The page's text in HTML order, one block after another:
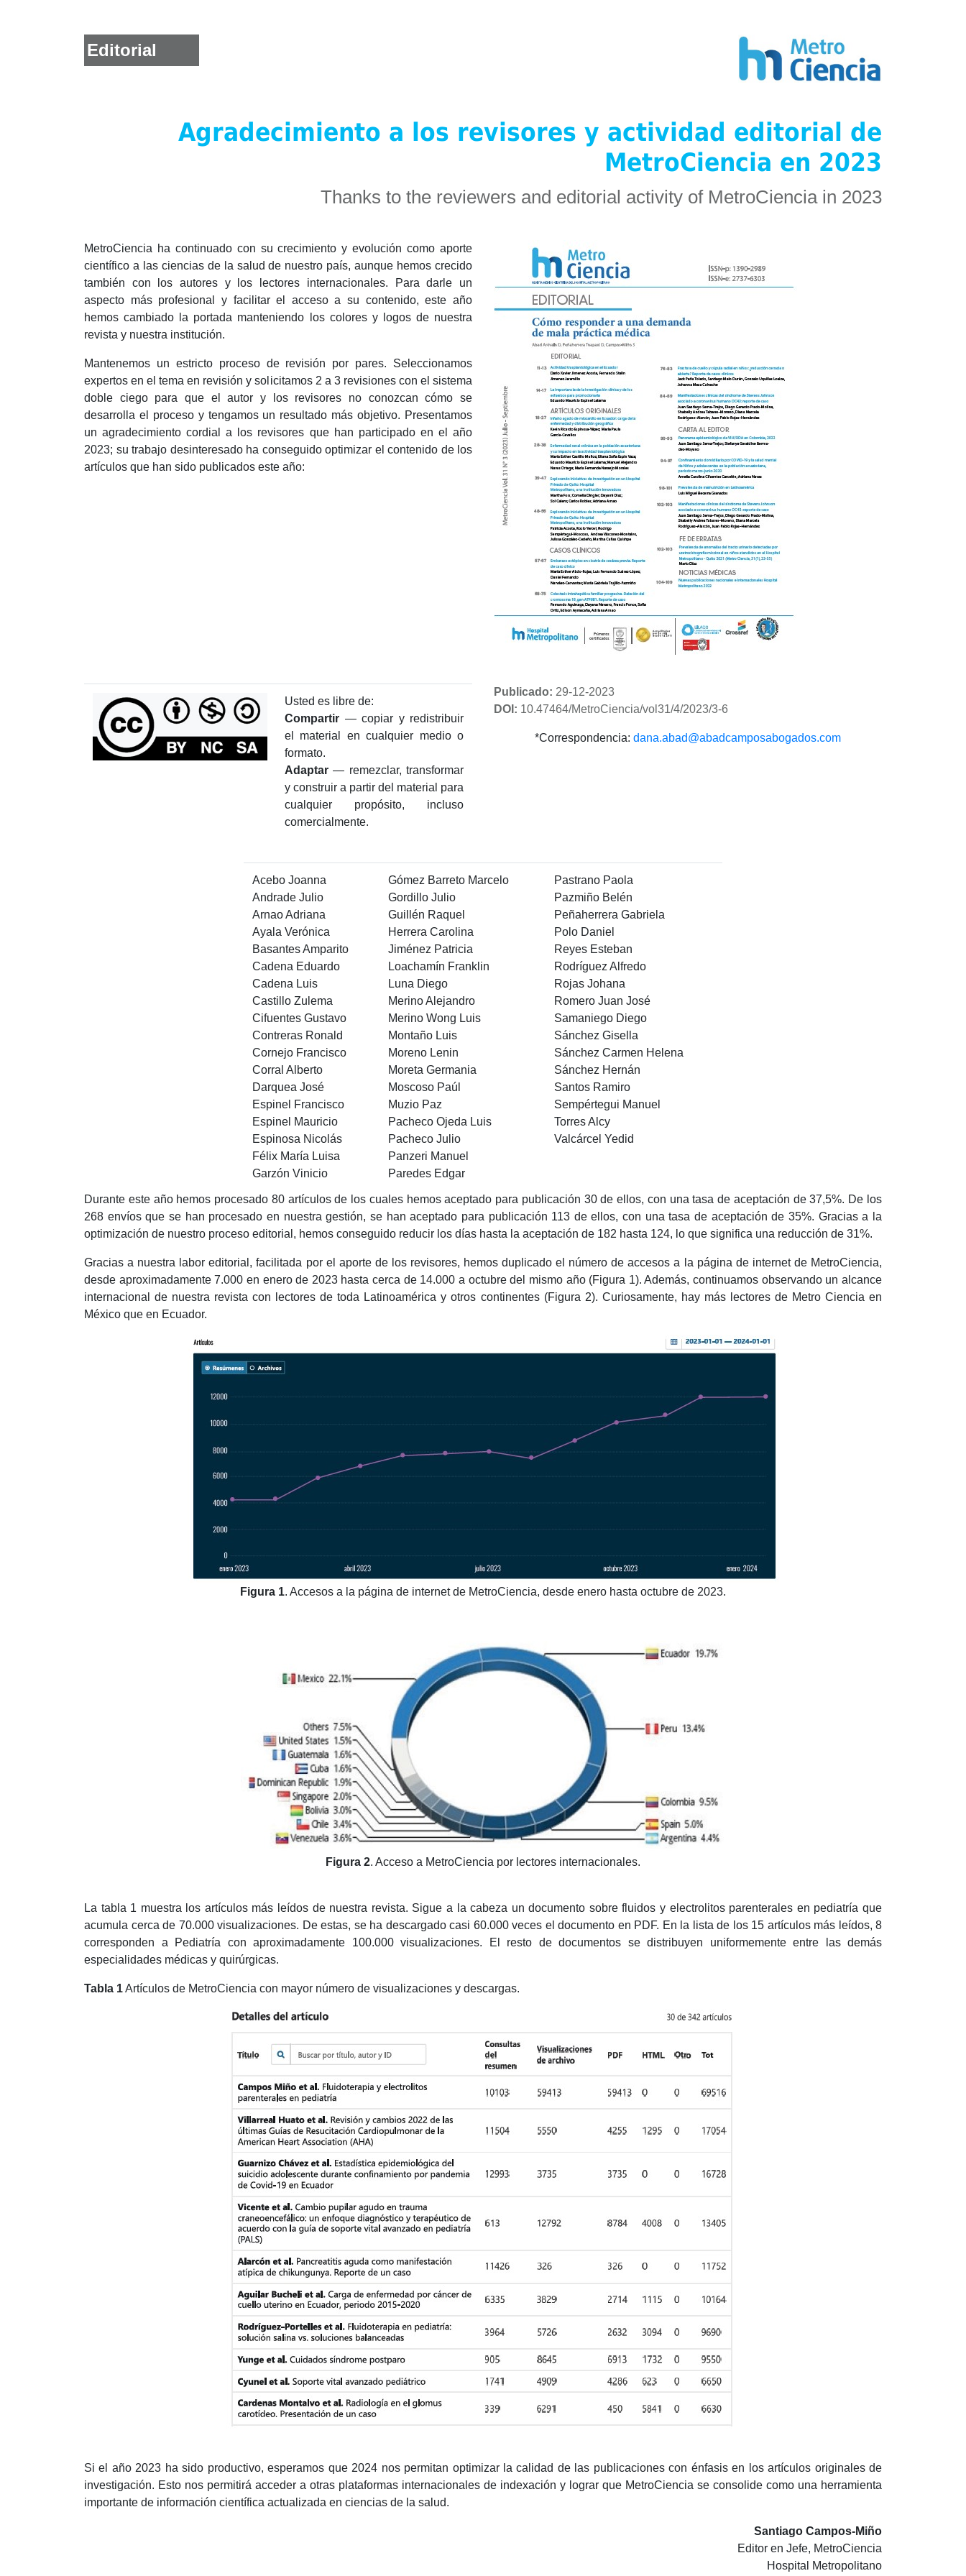
Editorial
Agradecimiento a los revisores y actividad editorial de
MetroCiencia en 2023
Thanks to the reviewers and editorial activity of MetroCiencia in 2023
MetroCiencia ha continuado con su crecimiento y evolución como aporte
científico a las ciencias de la salud de nuestro país, aunque hemos crecido
también con los autores y los lectores internacionales. Para darle un
aspecto más profesional y facilitar el acceso a su contenido, este año
hemos cambiado la portada manteniendo los colores y logos de nuestra
revista y nuestra institución.
Mantenemos un estricto proceso de revisión por pares. Seleccionamos
expertos en el tema en revisión y solicitamos 2 a 3 revisiones con el sistema
doble ciego para que el autor y los revisores no conozcan cómo se
desarrolla el proceso y tengamos un resultado más objetivo. Presentamos
un agradecimiento cordial a los revisores que han participado en el año
2023; su trabajo desinteresado ha conseguido optimizar el contenido de los
artículos que han sido publicados este año:
Usted es libre de:
Compartir — copiar y redistribuir
el material en cualquier medio o
formato.
Adaptar — remezclar, transformar
y construir a partir del material para
cualquier propósito, incluso
comercialmente.
Publicado: 29-12-2023
DOI: 10.47464/MetroCiencia/vol31/4/2023/3-6
*Correspondencia: dana.abad@abadcamposabogados.com
Acebo Joanna
Andrade Julio
Arnao Adriana
Ayala Verónica
Basantes Amparito
Cadena Eduardo
Cadena Luis
Castillo Zulema
Cifuentes Gustavo
Contreras Ronald
Cornejo Francisco
Corral Alberto
Darquea José
Espinel Francisco
Espinel Mauricio
Espinosa Nicolás
Félix María Luisa
Garzón Vinicio
Gómez Barreto Marcelo
Gordillo Julio
Guillén Raquel
Herrera Carolina
Jiménez Patricia
Loachamín Franklin
Luna Diego
Merino Alejandro
Merino Wong Luis
Montaño Luis
Moreno Lenin
Moreta Germania
Moscoso Paúl
Muzio Paz
Pacheco Ojeda Luis
Pacheco Julio
Panzeri Manuel
Paredes Edgar
Pastrano Paola
Pazmiño Belén
Peñaherrera Gabriela
Polo Daniel
Reyes Esteban
Rodríguez Alfredo
Rojas Johana
Romero Juan José
Samaniego Diego
Sánchez Gisella
Sánchez Carmen Helena
Sánchez Hernán
Santos Ramiro
Sempértegui Manuel
Torres Alcy
Valcárcel Yedid
Durante este año hemos procesado 80 artículos de los cuales hemos aceptado para publicación 30 de ellos, con una tasa de aceptación de 37,5%. De los
268 envíos que se han procesado en nuestra gestión, se han aceptado para publicación 113 de ellos, con una tasa de aceptación de 35%. Gracias a la
optimización de nuestro proceso editorial, hemos conseguido reducir los días hasta la aceptación de 182 hasta 124, lo que significa una reducción de 31%.
Gracias a nuestra labor editorial, facilitada por el aporte de los revisores, hemos duplicado el número de accesos a la página de internet de MetroCiencia,
desde aproximadamente 7.000 en enero de 2023 hasta cerca de 14.000 a octubre del mismo año (Figura 1). Además, continuamos observando un alcance
internacional de nuestra revista con lectores de toda Latinoamérica y otros continentes (Figura 2). Curiosamente, hay más lectores de Metro Ciencia en
México que en Ecuador.
Figura 1. Accesos a la página de internet de MetroCiencia, desde enero hasta octubre de 2023.
Figura 2. Acceso a MetroCiencia por lectores internacionales.
La tabla 1 muestra los artículos más leídos de nuestra revista. Sigue a la cabeza un documento sobre fluidos y electrolitos parenterales en pediatría que
acumula cerca de 70.000 visualizaciones. De estas, se ha descargado casi 60.000 veces el documento en PDF. En la lista de los 15 artículos más leídos, 8
corresponden a Pediatría con aproximadamente 100.000 visualizaciones. El resto de documentos se distribuyen uniformemente entre las demás
especialidades médicas y quirúrgicas.
Tabla 1Artículos de MetroCiencia con mayor número de visualizaciones y descargas.
Si el año 2023 ha sido productivo, esperamos que 2024 nos permitan optimizar la calidad de las publicaciones con énfasis en los artículos originales de
investigación. Esto nos permitirá acceder a otras plataformas internacionales de indexación y lograr que MetroCiencia se consolide como una herramienta
importante de información científica actualizada en ciencias de la salud.
Santiago Campos-Miño
Editor en Jefe, MetroCiencia
Hospital Metropolitano